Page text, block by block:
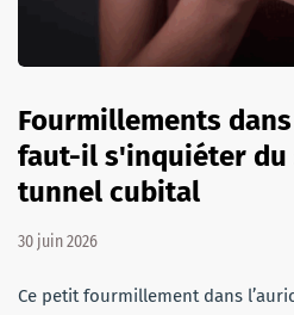
Fourmillements
faut-il s'inquiéter du
tunnel cubital
30 juin 2026
Ce petit fourmillement dans